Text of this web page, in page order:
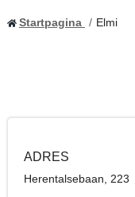
Startpagina Elmi
ADRES
Herentalsebaan, 223